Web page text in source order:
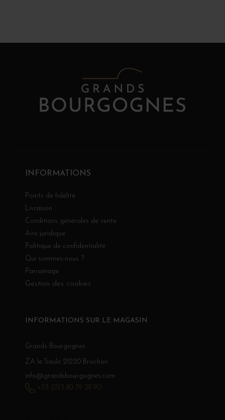
INFORMATIONS
Points de fidélité
Livraison
Conditions générales de vente
Avis juridique
Politique de confidentialité
Qui sommes-nous ?
Parrainage
Gestion des cookies
INFORMATIONS SUR LE MAGASIN
Grands Bourgognes
ZA le Saule 21220 Brochon
info@grandsbourgognes.com
+33 (0)3 80 79 29 90